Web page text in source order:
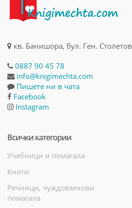
кв. Банишора, бул. Ген.
0887 90 45 78
info@knigimechta.com
Пишете ни в чата
Facebook
Instagram
Всички категории
Учебници и помагала
Книги
Речници, чуждоезикови
помагала